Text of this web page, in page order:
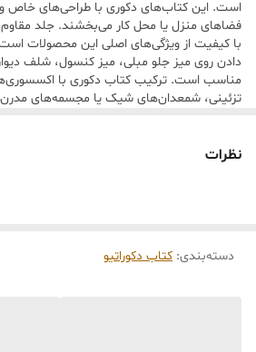
-تهران و کرج؛ پرداخت به راننده اسنپ یا پیک
•توجه : کلیه تزیینات داخل تصویر اعم از
زیبایی تصویر می باشد و همراه محصول ارسال
است. این کتاب‌های دکوری با طراحی‌های خاص
فضاهای منزل یا محل کار می‌بخشند. جلد
با کیفیت از ویژگی‌های اصلی این محصولات است.
دادن روی میز جلو مبلی، میز کنسول، شلف
مناسب است. ترکیب کتاب دکوری با
تزئینی، شمعدان‌های شیک یا مجسمه‌های مدرن،
می‌شود فضا حرفه‌ای‌تر و خاص‌تر به نظر برسد
نظرات
دسته‌بندی: کتاب دکوراتیو